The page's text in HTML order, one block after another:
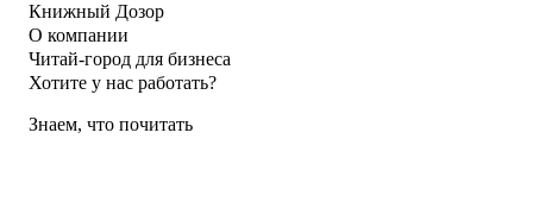
Книжный Дозор
О компании
Читай-город для бизнеса
Хотите у нас работать?
Знаем, что почитать